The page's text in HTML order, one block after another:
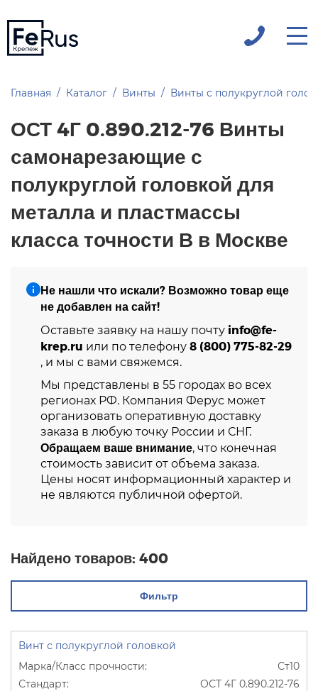
Главная Каталог Винты Винты с полукруглой
ОСТ 4Г 0.890.212-76 Винты
самонарезающие с
полукруглой головкой для
металла и пластмассы
класса точности В в Москве
Не нашли что искали? Возможно товар еще
не добавлен на сайт!
Оставьте заявку на нашу почту info@fe-
krep.ru или по телефону 8 (800) 775-82-29
, и мы с вами свяжемся.
Мы представлены в 55 городах во всех
регионах РФ. Компания Ферус может
организовать оперативную доставку
заказа в любую точку России и СНГ.
Обращаем ваше внимание, что конечная
стоимость зависит от объема заказа.
Цены носят информационный характер и
не являются публичной офертой.
Найдено товаров: 400
Фильтр
Винт с полукруглой головкой
Ст10
ОСТ 4Г 0.890.212-76